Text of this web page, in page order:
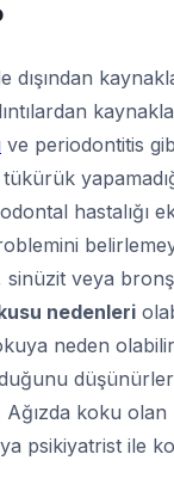
ve periodontitis
hastalığı
sinüzit veya
nedenleri
neden
koku olan
psikiyatrist ile